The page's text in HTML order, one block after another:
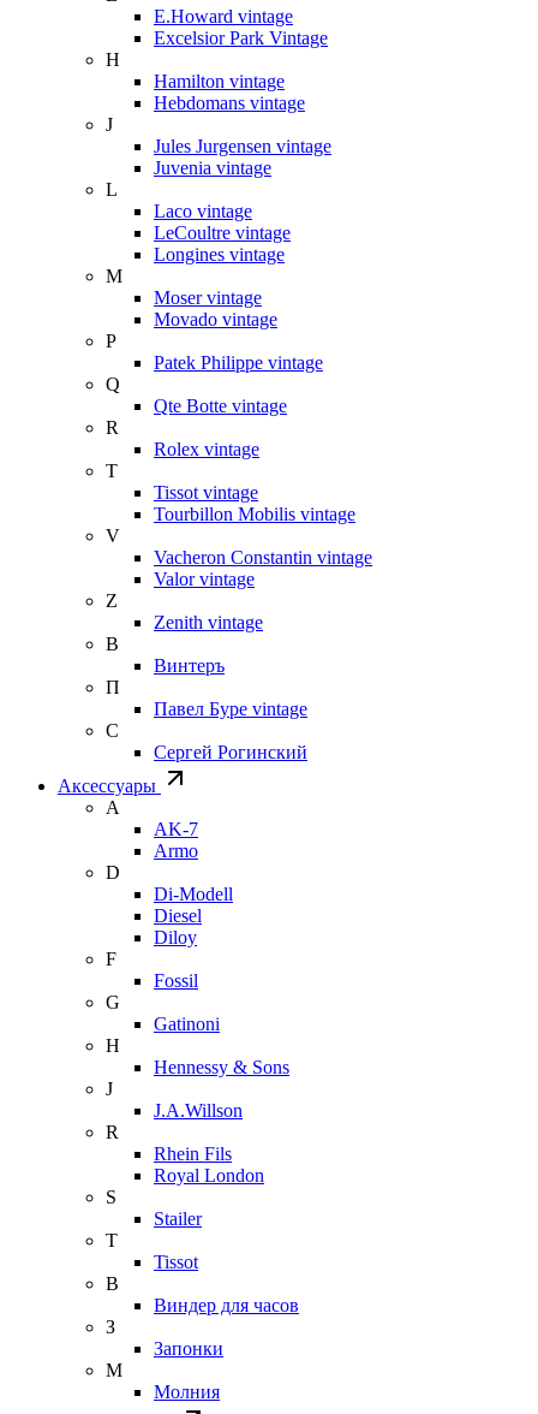
E.Howard vintage
Excelsior Park Vintage
H
Hamilton vintage
Hebdomans vintage
J
Jules Jurgensen vintage
Juvenia vintage
L
Laco vintage
LeCoultre vintage
Longines vintage
M
Moser vintage
Movado vintage
P
Patek Philippe vintage
Q
Qte Botte vintage
R
Rolex vintage
T
Tissot vintage
Tourbillon Mobilis vintage
V
Vacheron Constantin vintage
Valor vintage
Z
Zenith vintage
В
Винтеръ
П
Павел Буре vintage
С
Сергей Рогинский
Аксессуары
A
AK-7
Armo
D
Di-Modell
Diesel
Diloy
F
Fossil
G
Gatinoni
H
Hennessy & Sons
J
J.A.Willson
R
Rhein Fils
Royal London
S
Stailer
T
Tissot
В
Виндер для часов
З
Запонки
М
Молния